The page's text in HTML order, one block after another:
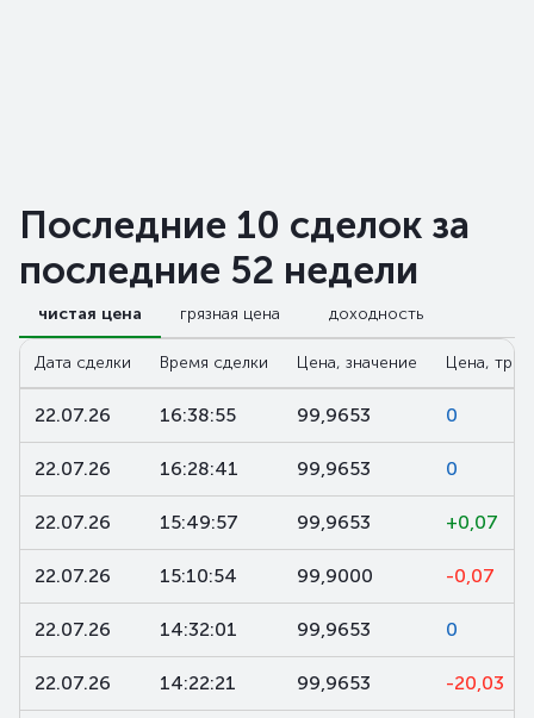
Последние 10 сделок за
последние 52 недели
чистая цена грязная цена доходность
Дата сделки Время сделки Цена, значение Цена,
22.07.26 16:38:55 99,9653 0
22.07.26 16:28:41 99,9653 0
22.07.26 15:49:57 99,9653 +0,07
22.07.26 15:10:54 99,9000 -0,07
22.07.26 14:32:01 99,9653 0
22.07.26 14:22:21 99,9653 -20,03